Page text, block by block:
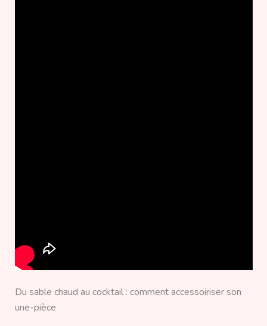
Du sable chaud au cocktail : comment accessoiriser son
une-pièce